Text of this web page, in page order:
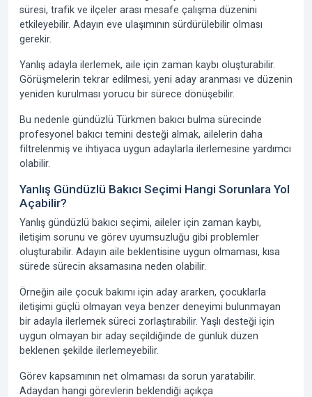
süresi, trafik ve ilçeler arası mesafe çalışma düzenini
etkileyebilir. Adayın eve ulaşımının sürdürülebilir olması
gerekir.
Yanlış adayla ilerlemek, aile için zaman kaybı oluşturabilir.
Görüşmelerin tekrar edilmesi, yeni aday aranması ve düzenin
yeniden kurulması yorucu bir sürece dönüşebilir.
Bu nedenle gündüzlü Türkmen bakıcı bulma sürecinde
profesyonel bakıcı temini desteği almak, ailelerin daha
filtrelenmiş ve ihtiyaca uygun adaylarla ilerlemesine yardımcı
olabilir.
Yanlış Gündüzlü Bakıcı Seçimi Hangi Sorunlara Yol
Açabilir?
Yanlış gündüzlü bakıcı seçimi, aileler için zaman kaybı,
iletişim sorunu ve görev uyumsuzluğu gibi problemler
oluşturabilir. Adayın aile beklentisine uygun olmaması, kısa
sürede sürecin aksamasına neden olabilir.
Örneğin aile çocuk bakımı için aday ararken, çocuklarla
iletişimi güçlü olmayan veya benzer deneyimi bulunmayan
bir adayla ilerlemek süreci zorlaştırabilir. Yaşlı desteği için
uygun olmayan bir aday seçildiğinde de günlük düzen
beklenen şekilde ilerlemeyebilir.
Görev kapsamının net olmaması da sorun yaratabilir.
Adaydan hangi görevlerin beklendiği açıkça